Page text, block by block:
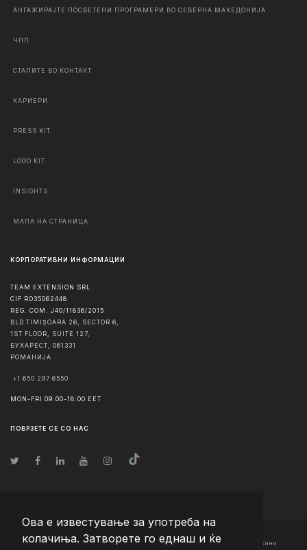
Ова е известување за употреба на
колачиња. Затворете го еднаш и ќе
АНГАЖИРАЈТЕ ПОСВЕТЕНИ ПРОГРАМЕРИ ВО СЕВЕРНА МАКЕДОНИЈА
ЧПП
СТАПИТЕ ВО КОНТАКТ
КАРИЕРИ
PRESS KIT
LOGO KIT
INSIGHTS
МАПА НА СТРАНИЦА
КОРПОРАТИВНИ ИНФОРМАЦИИ
TEAM EXTENSION SRL
CIF RO35062448
REG. COM. J40/11836/2015
BLD TIMIȘOARA 26, SECTOR 6,
1ST FLOOR, SUITE 127,
БУХАРЕСТ
061331
РОМАНИЈА
+1 650 297 6550
MON-FRI 09:00-18:00 EET
ПОВРЗЕТЕ СЕ СО НАС
© Авторско право2026 Team Extension Macedonia - Сите права задржани